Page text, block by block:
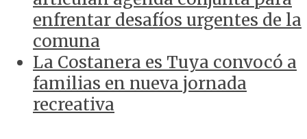
enfrentar desafíos urgentes de la
comuna
La Costanera es Tuya convocó a
familias en nueva jornada
recreativa